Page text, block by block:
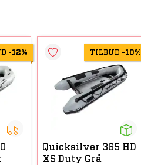
-12% TILBUD -10%
Quicksilver 365 HD
XS Duty Grå